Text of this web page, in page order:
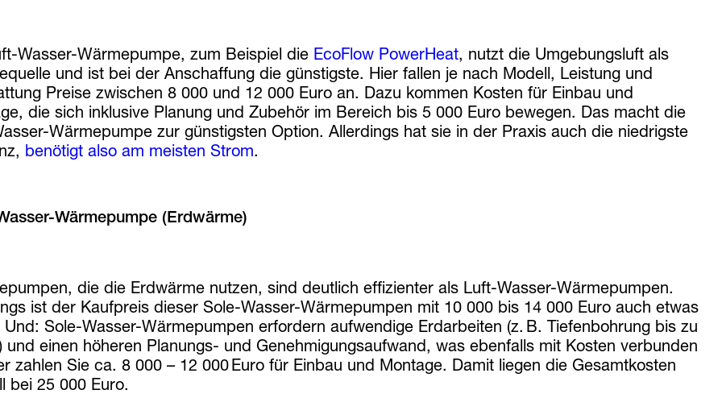
Wasser-Wärmepumpe, zum Beispiel die EcoFlow PowerHeat, nutzt die Umgebungsluft als
und ist bei der Anschaffung die günstigste. Hier fallen je nach Modell, Leistung und
Preise zwischen 8 000 und 12 000 Euro an. Dazu kommen Kosten für Einbau und
die sich inklusive Planung und Zubehör im Bereich bis 5 000 Euro bewegen. Das macht die
Wärmepumpe zur günstigsten Option. Allerdings hat sie in der Praxis auch die niedrigste
benötigt also am meisten Strom.
Wärmepumpe (Erdwärme)
die die Erdwärme nutzen, sind deutlich effizienter als Luft-Wasser-Wärmepumpen.
ist der Kaufpreis dieser Sole-Wasser-Wärmepumpen mit 10 000 bis 14 000 Euro auch etwas
Und: Sole-Wasser-Wärmepumpen erfordern aufwendige Erdarbeiten (z. B. Tiefenbohrung bis zu
und einen höheren Planungs- und Genehmigungsaufwand, was ebenfalls mit Kosten verbunden
zahlen Sie ca. 8 000 – 12 000 Euro für Einbau und Montage. Damit liegen die Gesamtkosten
bei 25 000 Euro.